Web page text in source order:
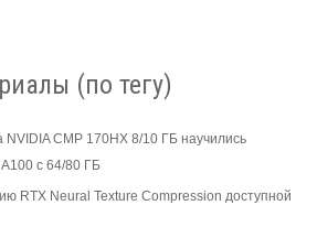
(по тегу)
NVIDIA CMP 170HX 8/10 ГБ научились
A100 с 64/80 ГБ
RTX Neural Texture Compression доступной